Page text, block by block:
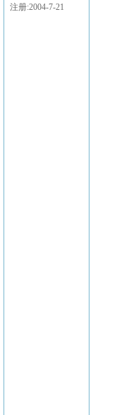
注册:2004-7-21